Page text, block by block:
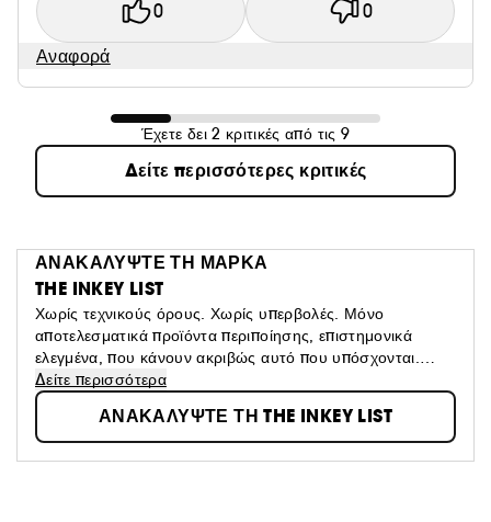
0 0
Αναφορά
Έχετε δει 2 κριτικές από τις 9
Δείτε περισσότερες κριτικές
ΑΝΑΚΑΛΥΨΤΕ ΤΗ ΜΑΡΚΑ
THE INKEY LIST
Χωρίς τεχνικούς όρους. Χωρίς υπερβολές. Μόνο
αποτελεσματικά προϊόντα περιποίησης, επιστημονικά
ελεγμένα, που κάνουν ακριβώς αυτό που υπόσχονται.
Η INKEY List σας δείχνει τι χρειάζεται πραγματικά το δέρμα
σας, όχι απλώς τι είναι της μόδας. Είτε είστε αρχάριος στη
φροντίδα του δέρματος είτε έμπειρος με μια καθιερωμένη
ρουτίνα, η INKEY είναι πάντα στο πλευρό σας, με
καινοτομία, εκπαίδευση και κλινικά αποδεδειγμένα
Δείτε περισσότερα
ΑΝΑΚΑΛΥΨΤΕ ΤΗ THE INKEY LIST